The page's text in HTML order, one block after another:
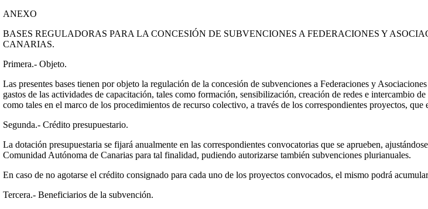
ANEXO
BASES REGULADORAS PARA LA CONCESIÓN DE SUBVENCIONES A FEDERACIONES Y
CANARIAS.
Primera.- Objeto.
Las presentes bases tienen por objeto la regulación de la concesión de subvenciones a Federaciones y
gastos de las actividades de capacitación, tales como formación, sensibilización, creación de redes e intercambio
como tales en el marco de los procedimientos de recurso colectivo, a través de los correspondientes proyectos, que
Segunda.- Crédito presupuestario.
La dotación presupuestaria se fijará anualmente en las correspondientes convocatorias que se aprueben,
Comunidad Autónoma de Canarias para tal finalidad, pudiendo autorizarse también subvenciones plurianuales.
En caso de no agotarse el crédito consignado para cada uno de los proyectos convocados, el mismo podrá
Tercera.- Beneficiarios de la subvención.